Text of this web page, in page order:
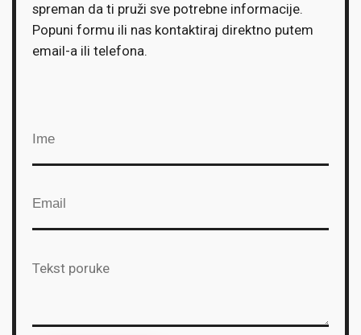
spreman da ti pruži sve potrebne informacije.
Popuni formu ili nas kontaktiraj direktno putem
email-a ili telefona.